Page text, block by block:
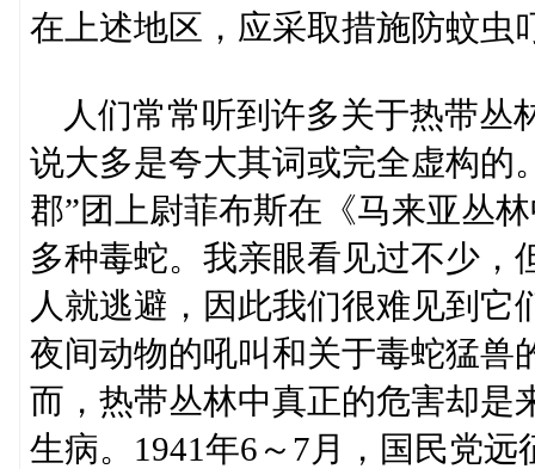
在上述地区，应采取措施防蚊
人们常常听到许多关于热带丛
说大多是夸大其词或完全虚构的
郡”团上尉菲布斯在《马来亚丛
多种毒蛇。我亲眼看见过不少，
人就逃避，因此我们很难见到
夜间动物的吼叫和关于毒蛇猛兽
而，热带丛林中真正的危害却是
生病。1941年6～7月，国民党